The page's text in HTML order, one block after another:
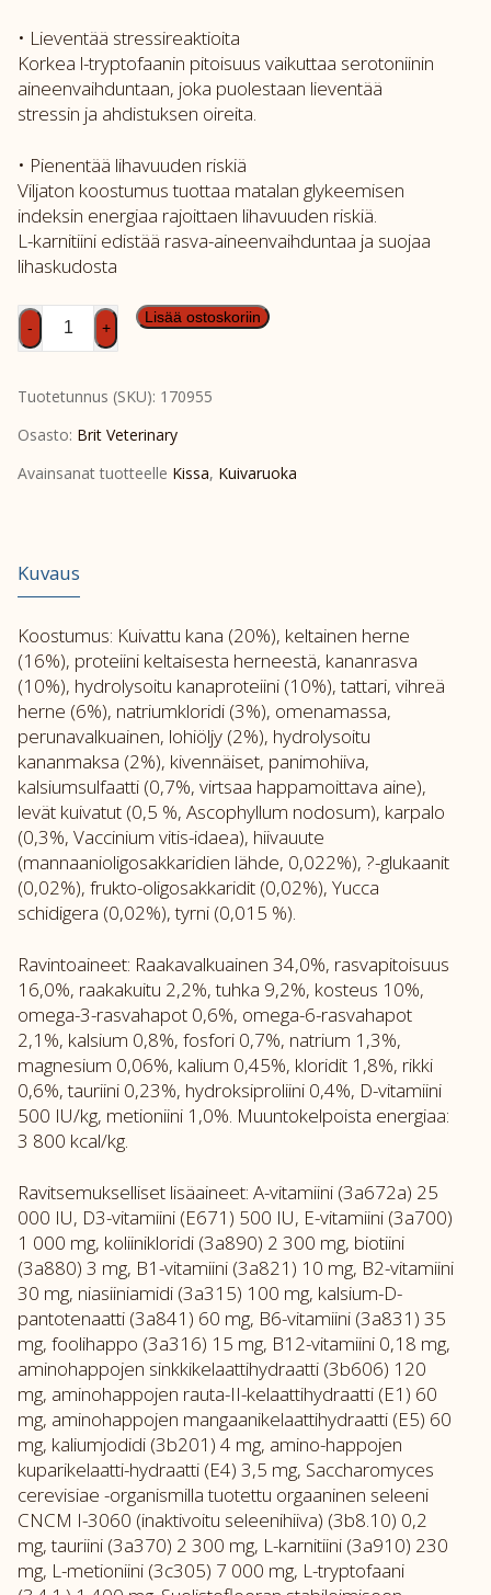
• Lieventää stressireaktioita
Korkea l-tryptofaanin pitoisuus vaikuttaa serotoniinin
aineenvaihduntaan, joka puolestaan lieventää
stressin ja ahdistuksen oireita.
• Pienentää lihavuuden riskiä
Viljaton koostumus tuottaa matalan glykeemisen
indeksin energiaa rajoittaen lihavuuden riskiä.
L-karnitiini edistää rasva-aineenvaihduntaa ja suojaa
lihaskudosta
Brit
GF
Diet
Cat
400g
- +
Lisää ostoskoriin
Tuotetunnus (SKU): 170955
Osasto: Brit Veterinary
Avainsanat tuotteelle Kissa, Kuivaruoka
Kuvaus
Koostumus: Kuivattu kana (20%), keltainen herne
(16%), proteiini keltaisesta herneestä, kananrasva
(10%), hydrolysoitu kanaproteiini (10%), tattari, vihreä
herne (6%), natriumkloridi (3%), omenamassa,
perunavalkuainen, lohiöljy (2%), hydrolysoitu
kananmaksa (2%), kivennäiset, panimohiiva,
kalsiumsulfaatti (0,7%, virtsaa happamoittava aine),
levät kuivatut (0,5 %, Ascophyllum nodosum), karpalo
(0,3%, Vaccinium vitis-idaea), hiivauute
(mannaanioligosakkaridien lähde, 0,022%), ?-glukaanit
(0,02%), frukto-oligosakkaridit (0,02%), Yucca
schidigera (0,02%), tyrni (0,015 %).
Ravintoaineet: Raakavalkuainen 34,0%, rasvapitoisuus
16,0%, raakakuitu 2,2%, tuhka 9,2%, kosteus 10%,
omega-3-rasvahapot 0,6%, omega-6-rasvahapot
2,1%, kalsium 0,8%, fosfori 0,7%, natrium 1,3%,
magnesium 0,06%, kalium 0,45%, kloridit 1,8%, rikki
0,6%, tauriini 0,23%, hydroksiproliini 0,4%, D-vitamiini
500 IU/kg, metioniini 1,0%. Muuntokelpoista energiaa:
3 800 kcal/kg.
Ravitsemukselliset lisäaineet: A-vitamiini (3a672a) 25
000 IU, D3-vitamiini (E671) 500 IU, E-vitamiini (3a700)
1 000 mg, koliinikloridi (3a890) 2 300 mg, biotiini
(3a880) 3 mg, B1-vitamiini (3a821) 10 mg, B2-vitamiini
30 mg, niasiiniamidi (3a315) 100 mg, kalsium-D-
pantotenaatti (3a841) 60 mg, B6-vitamiini (3a831) 35
mg, foolihappo (3a316) 15 mg, B12-vitamiini 0,18 mg,
aminohappojen sinkkikelaattihydraatti (3b606) 120
mg, aminohappojen rauta-II-kelaattihydraatti (E1) 60
mg, aminohappojen mangaanikelaattihydraatti (E5) 60
mg, kaliumjodidi (3b201) 4 mg, amino-happojen
kuparikelaatti-hydraatti (E4) 3,5 mg, Saccharomyces
cerevisiae -organismilla tuotettu orgaaninen seleeni
CNCM I-3060 (inaktivoitu seleenihiiva) (3b8.10) 0,2
mg, tauriini (3a370) 2 300 mg, L-karnitiini (3a910) 230
mg, L-metioniini (3c305) 7 000 mg, L-tryptofaani